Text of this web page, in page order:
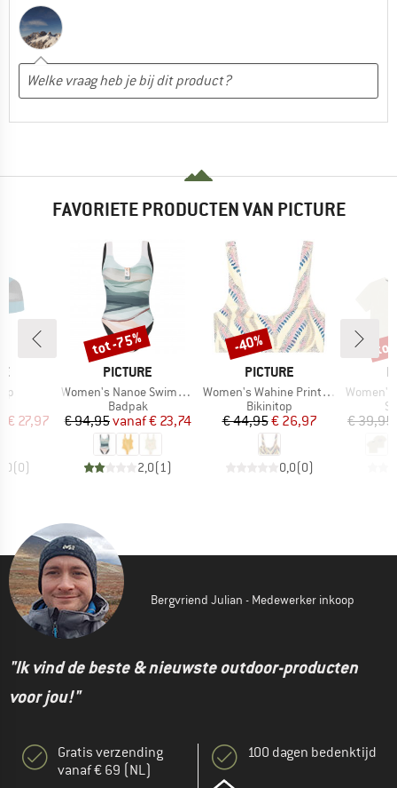
FAVORIETE PRODUCTEN VAN PICTURE
prijs
€ 27,97
(0)
MERK
PICTURE
Artikel
Women's Nanoe Swimsuit
Productgroep
Badpak
Prijs
€ 94,95 Verlaagde prijs
vanaf€ 23,74
2,0(1)
Korting
tot -75%
MERK
PICTURE
Artikel
Women's Wahine Printed Top
Productgroep
Bikinitop
Prijs
€ 44,95Verlaagde prijs
€ 26,97
0,0(0)
Korting
-40%
Artikel
Women's
€ 39,95
Bergvriend Julian - Medewerker inkoop
"Ik vind de beste & nieuwste outdoor-producten
voor jou!"
Gratis verzending
vanaf € 69 (NL)
100 dagen bedenktijd